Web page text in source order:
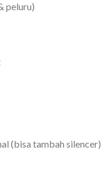
peluru)
(bisa tambah silencer)